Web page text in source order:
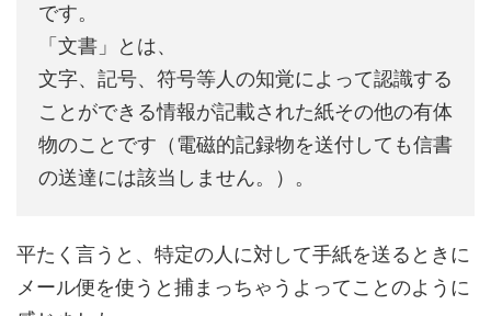
です。
「文書」とは、
文字、記号、符号等人の知覚によって認識する
ことができる情報が記載された紙その他の有体
物のことです（電磁的記録物を送付しても信書
の送達には該当しません。）。
平たく言うと、特定の人に対して手紙を送るときに
メール便を使うと捕まっちゃうよってことのように